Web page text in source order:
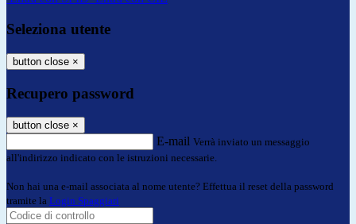
Seleziona utente
button close ×
Recupero password
button close ×
E-mail Verrà inviato un messaggio
all'indirizzo indicato con le istruzioni necessarie.
Non hai una e-mail associata al nome utente? Effettua il reset della password
tramite la Login Spaggiari